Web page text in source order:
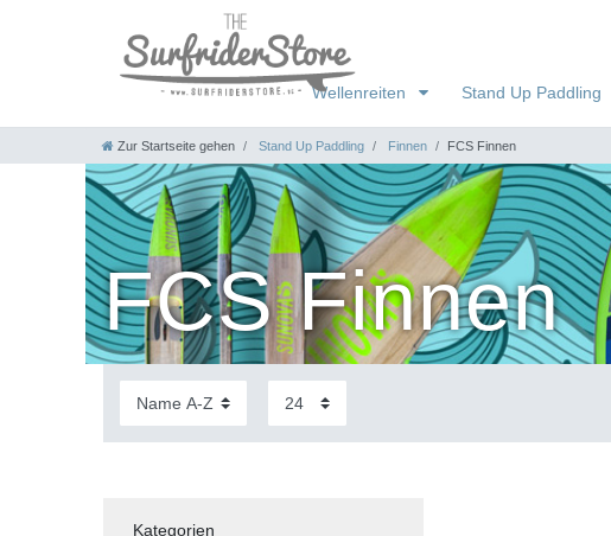
Wellenreiten Stand Up Paddling
Zur Startseite gehen Stand Up Paddling Finnen FCS Finnen
FCS Finnen
Kategorien